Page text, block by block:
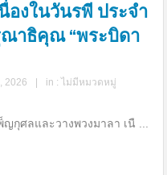
องในวันรพี ประจำ
ณาธิคุณ “พระบิดา
2026 | in :ไม่มีหมวดหมู่
กุศลและวางพวงมาลา เนื ...